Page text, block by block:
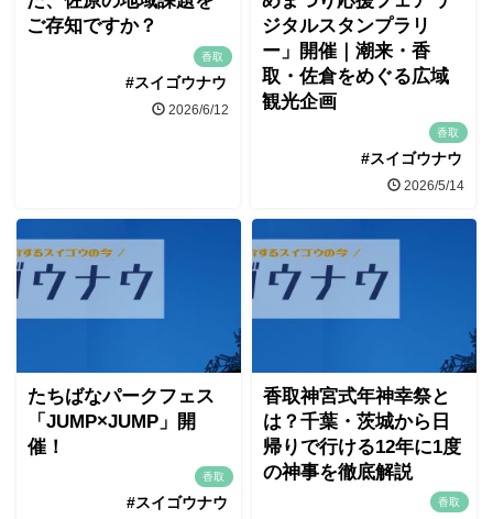
ご存知ですか？
香取
#スイゴウナウ
2026/6/12
ジタルスタンプラリ
ー」開催｜潮来・香
取・佐倉をめぐる広域
観光企画
香取
#スイゴウナウ
2026/5/14
たちばなパークフェス
「JUMP×JUMP」開
催！
香取
#スイゴウナウ
香取神宮式年神幸祭と
は？千葉・茨城から日
帰りで行ける12年に1度
の神事を徹底解説
香取